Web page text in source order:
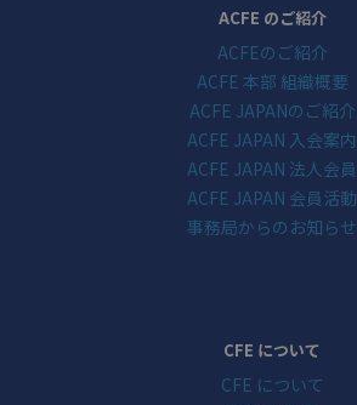
ACFE のご紹介
ACFEのご紹介
ACFE 本部 組織概要
ACFE JAPANのご紹介
ACFE JAPAN 入会案内
ACFE JAPAN 法人会員
ACFE JAPAN 会員活動
事務局からのお知らせ
CFE について
CFE について